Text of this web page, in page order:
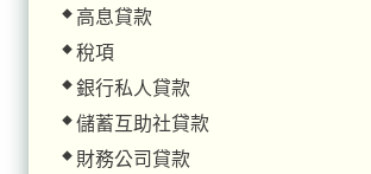
高息貸款
稅項
銀行私人貸款
儲蓄互助社貸款
財務公司貸款